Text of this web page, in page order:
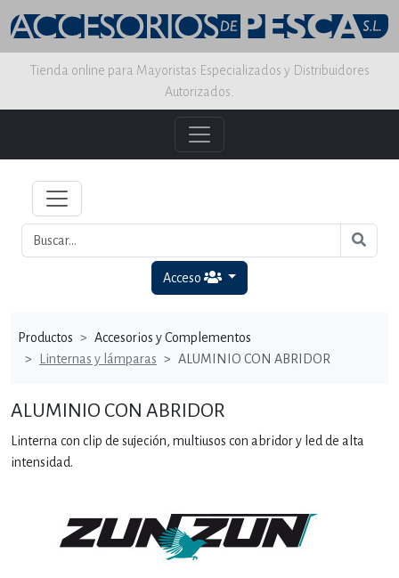
Tienda online para Mayoristas Especializados y Distribuidores
Autorizados.
Acceso
Productos
Accesorios y Complementos
Linternas y lámparas
ALUMINIO CON ABRIDOR
ALUMINIO CON ABRIDOR
Linterna con clip de sujeción, multiusos con abridor y led de alta
intensidad.